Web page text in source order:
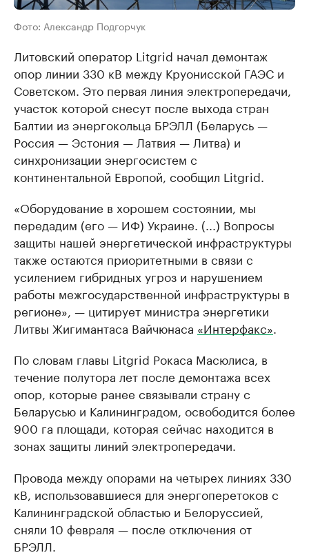
Фото: Александр Подгорчук
Литовский оператор Litgrid начал демонтаж
опор линии 330 кВ между Круонисской ГАЭС и
Советском. Это первая линия электропередачи,
участок которой снесут после выхода стран
Балтии из энергокольца БРЭЛЛ (Беларусь —
Россия — Эстония — Латвия — Литва) и
синхронизации энергосистем с
континентальной Европой, сообщил Litgrid.
«Оборудование в хорошем состоянии, мы
передадим (его — ИФ) Украине. (...) Вопросы
защиты нашей энергетической инфраструктуры
также остаются приоритетными в связи с
усилением гибридных угроз и нарушением
работы межгосударственной инфраструктуры в
регионе», — цитирует министра энергетики
Литвы Жигимантаса Вайчюнаса «Интерфакс»
По словам главы Litgrid Рокаса Масюлиса, в
течение полутора лет после демонтажа всех
опор, которые ранее связывали страну с
Беларусью и Калининградом, освободится более
900 га площади, которая сейчас находится в
зонах защиты линий электропередачи.
Провода между опорами на четырех линиях 330
кВ, использовавшиеся для энергоперетоков с
Калининградской областью и Белоруссией,
сняли 10 февраля — после отключения от
БРЭЛЛ.